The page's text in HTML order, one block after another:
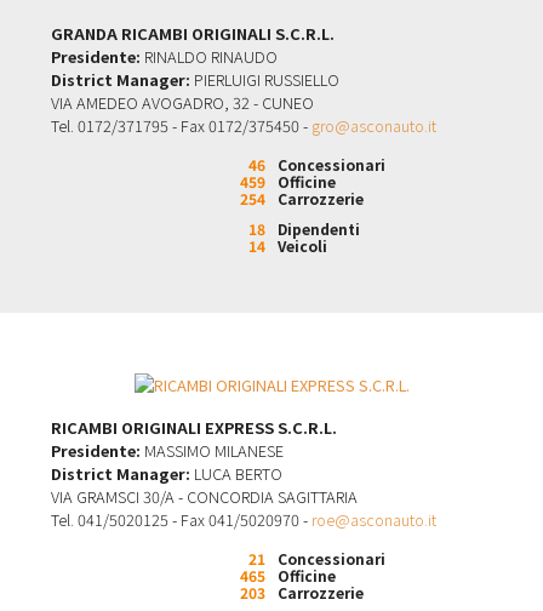
GRANDA RICAMBI ORIGINALI S.C.R.L.
Presidente: RINALDO RINAUDO
District Manager: PIERLUIGI RUSSIELLO
VIA AMEDEO AVOGADRO, 32 - CUNEO
Tel. 0172/371795 - Fax 0172/375450 - gro@asconauto.it
46
Concessionari
459
Officine
254
Carrozzerie
18
Dipendenti
14 Veicoli
RICAMBI ORIGINALI EXPRESS S.C.R.L.
Presidente: MASSIMO MILANESE
District Manager: LUCA BERTO
VIA GRAMSCI 30/A - CONCORDIA SAGITTARIA
Tel. 041/5020125 - Fax 041/5020970 - roe@asconauto.it
21
Concessionari
465
Officine
203
Carrozzerie